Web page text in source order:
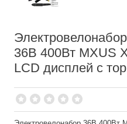
36В 400Вт MXUS
LCD дисплей с